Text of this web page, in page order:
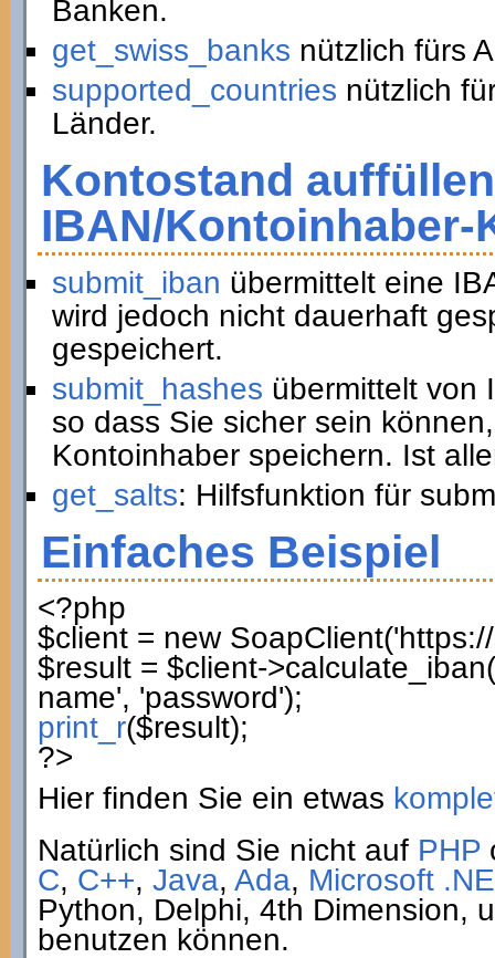
Banken.
get_swiss_banks nützlich fürs
supported_countries nützlich
Länder.
Kontostand
IBAN/Kontoinhaber-
submit_iban übermittelt eine
wird jedoch nicht dauerhaft
gespeichert.
submit_hashes übermittelt von
so dass Sie sicher sein
Kontoinhaber speichern. Ist
get_salts: Hilfsfunktion für
Einfaches Beispiel
<?php
$client= newSoapClient(
$result= $client->calculate_iban(
name', 'password');
print_r($result);
?>
Hier finden Sie ein etwas
Natürlich sind Sie nicht auf PHP
C, C++, Java, Ada, Microsoft
Python, Delphi, 4th Dimension,
benutzen können.